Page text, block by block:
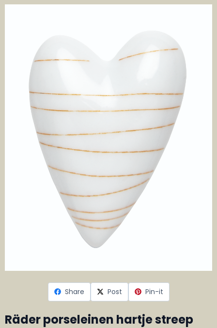
Share Post Pin-it
Räder porseleinen hartje streep